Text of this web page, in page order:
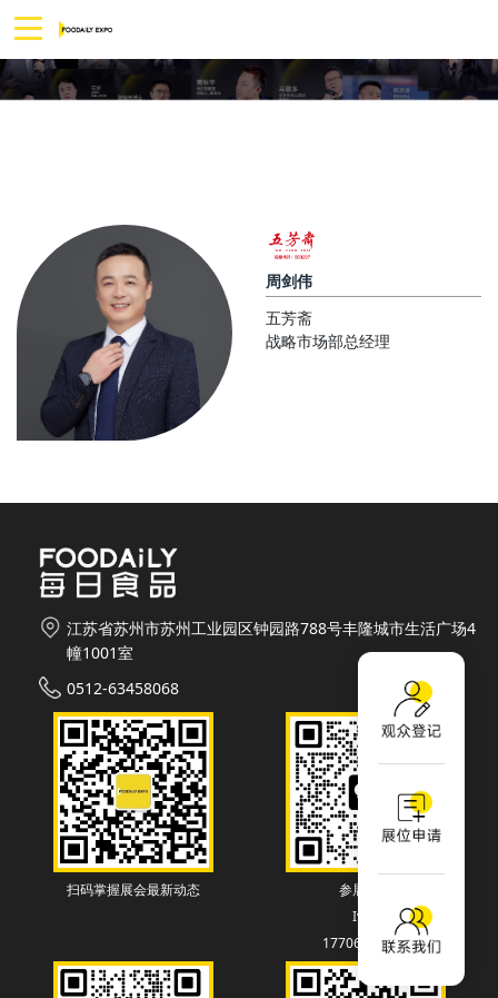
周剑伟
五芳斋
战略市场部总经理
江苏省苏州市苏州工业园区钟园路788号丰隆城市生活广场4
幢1001室
0512-63458068
扫码掌握展会最新动态
参展联系
Ivey
17706130838